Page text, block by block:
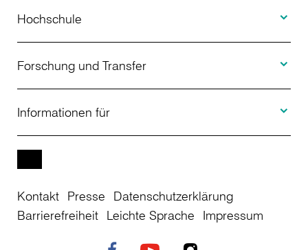
Studienangebot
Bewerbung
Studienberatung
Weiterbildung
Studienkolleg
Hochschule
Über uns
Aktuelles
Einrichtungen
Stellenangebote
Forschung und Transfer
Projekte
Informationen für
Studierende
Kontakt Presse
Datenschutzerklärung
Barrierefreiheit Leichte Sprache Impressum